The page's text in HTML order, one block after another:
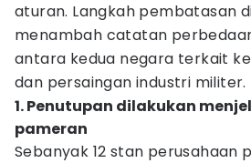
aturan. Langkah pembatasan
menambah catatan
antara kedua negara terkait
dan persaingan industri militer.
1. Penutupan dilakukan
pameran
Sebanyak 12 stan perusahaan